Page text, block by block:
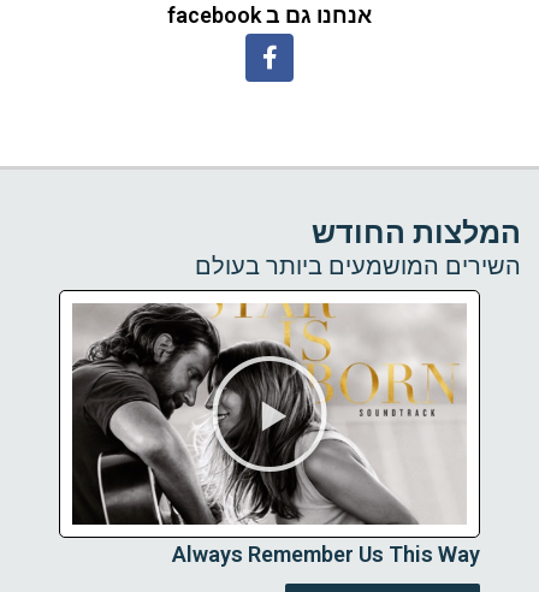
אנחנו גם ב facebook
המלצות החודש
השירים המושמעים ביותר בעולם
Always Remember Us This Way